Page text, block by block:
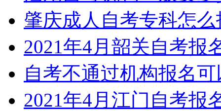
肇庆成人自考专科怎
2021年4月韶关自考报
自考不通过机构报名
2021年4月江门自考报